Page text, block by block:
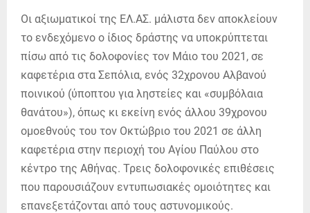
Οι αξιωματικοί της ΕΛ.ΑΣ. μάλιστα δεν αποκλείουν
το ενδεχόμενο ο ίδιος δράστης να υποκρύπτεται
πίσω από τις δολοφονίες τον Μάιο του 2021, σε
καφετέρια στα Σεπόλια, ενός 32χρονου Αλβανού
ποινικού (ύποπτου για ληστείες και «συμβόλαια
θανάτου»), όπως κι εκείνη ενός άλλου 39χρονου
ομοεθνούς του τον Οκτώβριο του 2021 σε άλλη
καφετέρια στην περιοχή του Αγίου Παύλου στο
κέντρο της Αθήνας. Τρεις δολοφονικές επιθέσεις
που παρουσιάζουν εντυπωσιακές ομοιότητες και
επανεξετάζονται από τους αστυνομικούς.